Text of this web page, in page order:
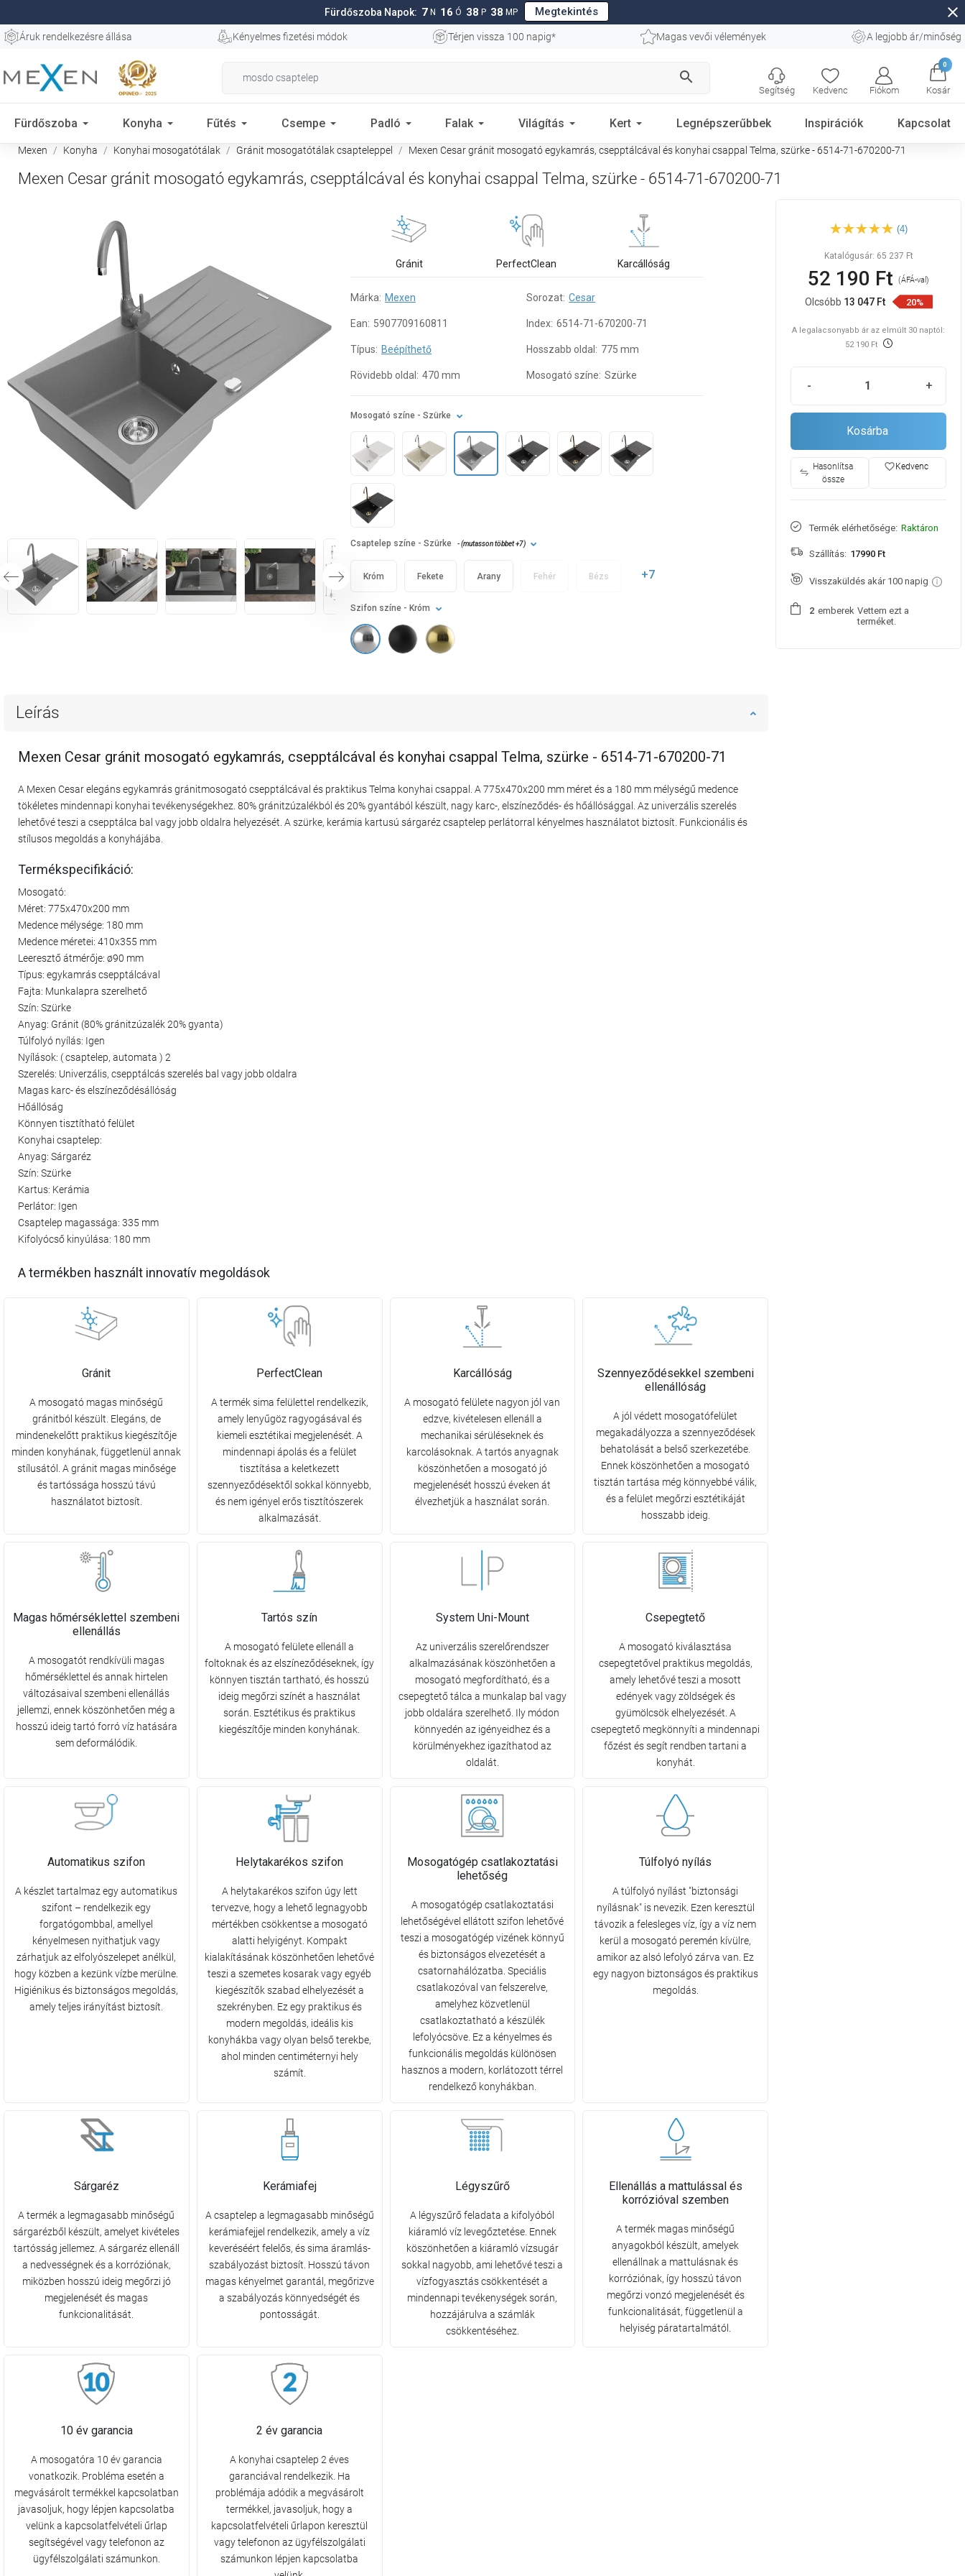
Fürdőszoba Napok: 7 N 16 Ó 38 P 37 MP Megtekintés close
Áruk rendelkezésre állása Kényelmes fizetési módok Térjen vissza 100 napig* Magas vevői vélemények A legjobb ár/minőség
search
Kedvenc Fiókom
0
Kosár
Segítség
Fürdőszoba Konyha Fűtés Csempe Padló Falak Világítás Kert Legnépszerűbbek Inspirációk Kapcsolat
Mexen Konyha Konyhai mosogatótálak Gránit mosogatótálak csapteleppel Mexen Cesar gránit mosogató egykamrás, csepptálcával és konyhai csappal Telma, szürke - 6514-71-670200-71
Mexen Cesar gránit mosogató egykamrás, csepptálcával és konyhai csappal Telma, szürke - 6514-71-670200-71
Gránit PerfectClean Karcállóság
Márka: Mexen Sorozat: Cesar
Ean: 5907709160811 Index: 6514-71-670200-71
Típus: Beépíthető Hosszabb oldal: 775 mm
Rövidebb oldal: 470 mm Mosogató színe: Szürke
Szifon színe - Króm
Mosogató színe - Szürke
Csaptelep színe - Szürke - (mutasson többet+7)
Arany Bézs
Króm Fehér
Fekete +7
Leírás
Mexen Cesar gránit mosogató egykamrás, csepptálcával és konyhai csappal Telma, szürke - 6514-71-670200-71
A Mexen Cesar elegáns egykamrás gránitmosogató csepptálcával és praktikus Telma konyhai csappal. A 775x470x200 mm méret és a 180 mm mélységű medence
tökéletes mindennapi konyhai tevékenységekhez. 80% gránitzúzalékból és 20% gyantából készült, nagy karc-, elszíneződés- és hőállósággal. Az univerzális szerelés
lehetővé teszi a csepptálca bal vagy jobb oldalra helyezését. A szürke, kerámia kartusú sárgaréz csaptelep perlátorral kényelmes használatot biztosít. Funkcionális és
stílusos megoldás a konyhájába.
Termékspecifikáció:
Mosogató:
Méret: 775x470x200 mm
Medence mélysége: 180 mm
Medence méretei: 410x355 mm
Leeresztő átmérője: ø90 mm
Típus: egykamrás csepptálcával
Fajta: Munkalapra szerelhető
Szín: Szürke
Anyag: Gránit (80% gránitzúzalék 20% gyanta)
Túlfolyó nyílás: Igen
Nyílások: ( csaptelep, automata ) 2
Szerelés: Univerzális, csepptálcás szerelés bal vagy jobb oldalra
Magas karc- és elszíneződésállóság
Hőállóság
Könnyen tisztítható felület
Konyhai csaptelep:
Anyag: Sárgaréz
Szín: Szürke
Kartus: Kerámia
Perlátor: Igen
Csaptelep magassága: 335 mm
Kifolyócső kinyúlása: 180 mm
A termékben használt innovatív megoldások
Gránit
A mosogató magas minőségű
gránitból készült. Elegáns, de
mindenekelőtt praktikus kiegészítője
minden konyhának, függetlenül annak
stílusától. A gránit magas minősége
és tartóssága hosszú távú
használatot biztosít.
PerfectClean
A termék sima felülettel rendelkezik,
amely lenyűgöz ragyogásával és
kiemeli esztétikai megjelenését. A
mindennapi ápolás és a felület
tisztítása a keletkezett
szennyeződésektől sokkal könnyebb,
és nem igényel erős tisztítószerek
alkalmazását.
Karcállóság
A mosogató felülete nagyon jól van
edzve, kivételesen ellenáll a
mechanikai sérüléseknek és
karcolásoknak. A tartós anyagnak
köszönhetően a mosogató jó
megjelenését hosszú éveken át
élvezhetjük a használat során.
Szennyeződésekkel szembeni
ellenállóság
A jól védett mosogatófelület
megakadályozza a szennyeződések
behatolását a belső szerkezetébe.
Ennek köszönhetően a mosogató
tisztán tartása még könnyebbé válik,
és a felület megőrzi esztétikáját
hosszabb ideig.
Magas hőmérséklettel szembeni
ellenállás
A mosogatót rendkívüli magas
hőmérséklettel és annak hirtelen
változásaival szembeni ellenállás
jellemzi, ennek köszönhetően még a
hosszú ideig tartó forró víz hatására
sem deformálódik.
Tartós szín
A mosogató felülete ellenáll a
foltoknak és az elszíneződéseknek, így
könnyen tisztán tartható, és hosszú
ideig megőrzi színét a használat
során. Esztétikus és praktikus
kiegészítője minden konyhának.
System Uni-Mount
Az univerzális szerelőrendszer
alkalmazásának köszönhetően a
mosogató megfordítható, és a
csepegtető tálca a munkalap bal vagy
jobb oldalára szerelhető. Ily módon
könnyedén az igényeidhez és a
körülményekhez igazíthatod az
oldalát.
Csepegtető
A mosogató kiválasztása
csepegtetővel praktikus megoldás,
amely lehetővé teszi a mosott
edények vagy zöldségek és
gyümölcsök elhelyezését. A
csepegtető megkönnyíti a mindennapi
főzést és segít rendben tartani a
konyhát.
Automatikus szifon
A készlet tartalmaz egy automatikus
szifont – rendelkezik egy
forgatógombbal, amellyel
kényelmesen nyithatjuk vagy
zárhatjuk az elfolyószelepet anélkül,
hogy közben a kezünk vízbe merülne.
Higiénikus és biztonságos megoldás,
amely teljes irányítást biztosít.
Helytakarékos szifon
A helytakarékos szifon úgy lett
tervezve, hogy a lehető legnagyobb
mértékben csökkentse a mosogató
alatti helyigényt. Kompakt
kialakításának köszönhetően lehetővé
teszi a szemetes kosarak vagy egyéb
kiegészítők szabad elhelyezését a
szekrényben. Ez egy praktikus és
modern megoldás, ideális kis
konyhákba vagy olyan belső terekbe,
ahol minden centiméternyi hely
számít.
Mosogatógép csatlakoztatási
lehetőség
A mosogatógép csatlakoztatási
lehetőségével ellátott szifon lehetővé
teszi a mosogatógép vizének könnyű
és biztonságos elvezetését a
csatornahálózatba. Speciális
csatlakozóval van felszerelve,
amelyhez közvetlenül
csatlakoztatható a készülék
lefolyócsöve. Ez a kényelmes és
funkcionális megoldás különösen
hasznos a modern, korlátozott térrel
rendelkező konyhákban.
Túlfolyó nyílás
A túlfolyó nyílást "biztonsági
nyílásnak" is nevezik. Ezen keresztül
távozik a felesleges víz, így a víz nem
kerül a mosogató peremén kívülre,
amikor az alsó lefolyó zárva van. Ez
egy nagyon biztonságos és praktikus
megoldás.
Sárgaréz
A termék a legmagasabb minőségű
sárgarézből készült, amelyet kivételes
tartósság jellemez. A sárgaréz ellenáll
a nedvességnek és a korróziónak,
miközben hosszú ideig megőrzi jó
megjelenését és magas
funkcionalitását.
Kerámiafej
A csaptelep a legmagasabb minőségű
kerámiafejjel rendelkezik, amely a víz
keveréséért felelős, és sima áramlás-
szabályozást biztosít. Hosszú távon
magas kényelmet garantál, megőrizve
a szabályozás könnyedségét és
pontosságát.
Légyszűrő
A légyszűrő feladata a kifolyóból
kiáramló víz levegőztetése. Ennek
köszönhetően a kiáramló vízsugár
sokkal nagyobb, ami lehetővé teszi a
vízfogyasztás csökkentését a
mindennapi tevékenységek során,
hozzájárulva a számlák
csökkentéséhez.
Ellenállás a mattulással és
korrózióval szemben
A termék magas minőségű
anyagokból készült, amelyek
ellenállnak a mattulásnak és
korróziónak, így hosszú távon
megőrzi vonzó megjelenését és
funkcionalitását, függetlenül a
helyiség páratartalmától.
10 év garancia
A mosogatóra 10 év garancia
vonatkozik. Probléma esetén a
megvásárolt termékkel kapcsolatban
javasoljuk, hogy lépjen kapcsolatba
velünk a kapcsolatfelvételi űrlap
segítségével vagy telefonon az
ügyfélszolgálati számunkon.
2 év garancia
A konyhai csaptelep 2 éves
garanciával rendelkezik. Ha
problémája adódik a megvásárolt
termékkel, javasoljuk, hogy a
kapcsolatfelvételi űrlapon keresztül
vagy telefonon az ügyfélszolgálati
számunkon lépjen kapcsolatba
mosogató egykamrás,
csappal Telma, szürke - 6514-
71-670200-71
(4)
Katalógusár: 65 237 Ft
52 190 Ft(ÁFÁ-val)
Olcsóbb 13 047 Ft 20%
A legalacsonyabb ár az elmúlt 30 naptól:
52 190 Ft
- +
Kosárba
Hasonlítsa
össze
favorite_borderKedvenc
Termék elérhetősége: Raktáron
Szállítás: 17990 Ft
Visszaküldés akár 100 napig
2 emberek Vettem ezt a
terméket.